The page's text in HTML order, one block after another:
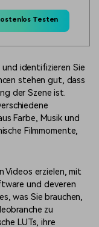
Testen
und identifizieren Sie
stehen gut, dass
der Szene ist.
Farbe, Musik und
Filmmomente,
Videos erzielen, mit
und cleveren
was Sie brauchen,
zu
LUTs, ihre